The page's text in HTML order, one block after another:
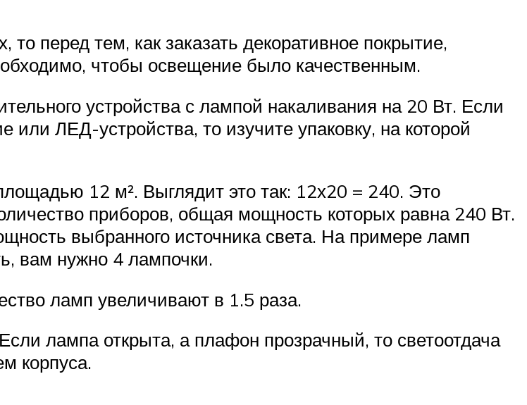
перед тем, как заказать декоративное покрытие,
чтобы освещение было качественным.
устройства с лампой накаливания на 20 Вт. Если
или ЛЕД-устройства, то изучите упаковку, на которой
12 м². Выглядит это так: 12х20 = 240. Это
приборов, общая мощность которых равна 240 Вт.
выбранного источника света. На примере ламп
вам нужно 4 лампочки.
ламп увеличивают в 1.5 раза.
лампа открыта, а плафон прозрачный, то светоотдача
корпуса.